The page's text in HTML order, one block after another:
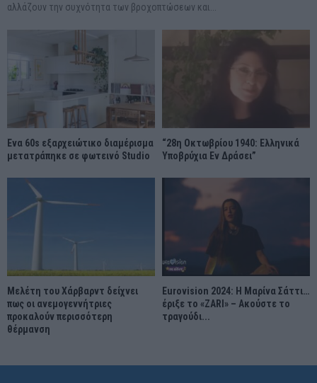
αλλάζουν την συχνότητα των βροχοπτώσεων και...
Ένα 60s εξαρχειώτικο διαμέρισμα
μετατράπηκε σε φωτεινό Studio
“28η Οκτωβρίου 1940: Ελληνικά
Υποβρύχια Εν Δράσει”
Μελέτη του Χάρβαρντ δείχνει
πως οι ανεμογεννήτριες
προκαλούν περισσότερη
θέρμανση
Eurovision 2024: Η Μαρίνα Σάττι…
έριξε το «ZARI» – Ακούστε το
τραγούδι...